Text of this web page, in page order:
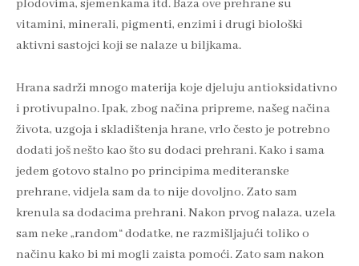
plodovima, sjemenkama itd. Baza ove prehrane su
vitamini, minerali, pigmenti, enzimi i drugi biološki
aktivni sastojci koji se nalaze u biljkama.
Hrana sadrži mnogo materija koje djeluju antioksidativno
i protivupalno. Ipak, zbog načina pripreme, našeg načina
života, uzgoja i skladištenja hrane, vrlo često je potrebno
dodati još nešto kao što su dodaci prehrani. Kako i sama
jedem gotovo stalno po principima mediteranske
prehrane, vidjela sam da to nije dovoljno. Zato sam
krenula sa dodacima prehrani. Nakon prvog nalaza, uzela
sam neke „random“ dodatke, ne razmišljajući toliko o
načinu kako bi mi mogli zaista pomoći. Zato sam nakon